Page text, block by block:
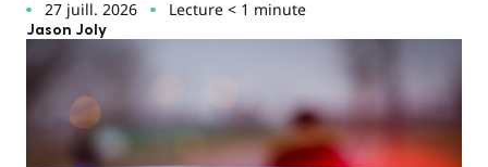
27 juill. 2026 Lecture < 1 minute
Jason Joly